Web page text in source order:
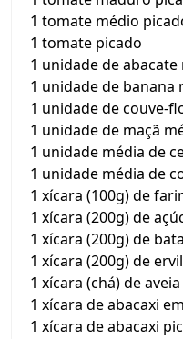
1 tomate médio
1 tomate picado
1 unidade de
1 unidade de banana
1 unidade de couve-
1 unidade de maçã
1 unidade média de
1 unidade média de
1 xícara (100g) de
1 xícara (200g) de
1 xícara (200g) de
1 xícara (200g) de
1 xícara (chá) de
1 xícara de abacaxi
1 xícara de abacaxi